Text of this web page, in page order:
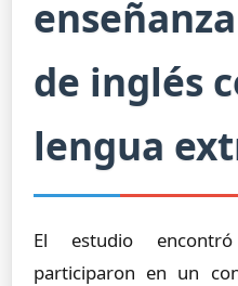
de inglés
lengua
El estudio
participaron en un